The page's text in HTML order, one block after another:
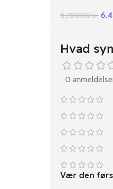
8.700,00kr.
Hvad
0
Vær den